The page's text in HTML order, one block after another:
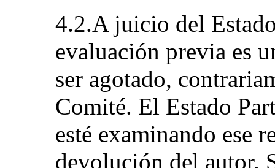
4.2.A juicio del
evaluación previa es
ser agotado,
Comité. El Estado
esté examinando ese
devolución del autor.